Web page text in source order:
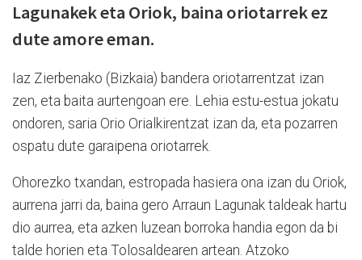
Lagunakek eta Oriok, baina oriotarrek ez
dute amore eman.
Iaz Zierbenako (Bizkaia) bandera oriotarrentzat izan
zen, eta baita aurtengoan ere. Lehia estu-estua jokatu
ondoren, saria Orio Orialkirentzat izan da, eta pozarren
ospatu dute garaipena oriotarrek.
Ohorezko txandan, estropada hasiera ona izan du Oriok,
aurrena jarri da, baina gero Arraun Lagunak taldeak hartu
dio aurrea, eta azken luzean borroka handia egon da bi
talde horien eta Tolosaldearen artean. Atzoko